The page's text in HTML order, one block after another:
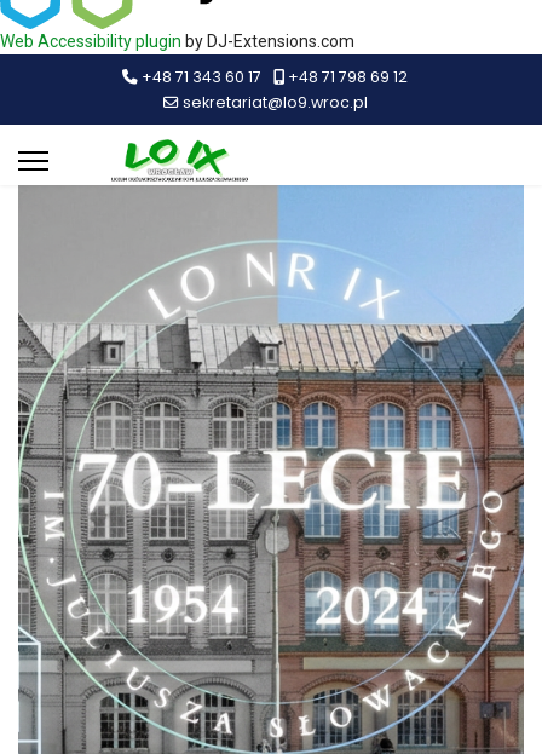
Web Accessibility plugin by DJ-Extensions.com
+48 71 343 60 17
+48 71 798 69 12
sekretariat@lo9.wroc.pl